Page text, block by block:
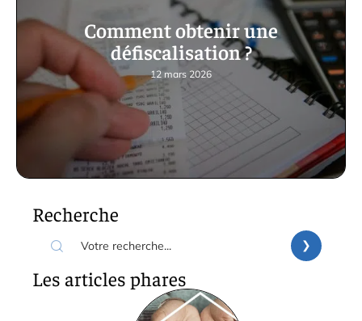
Comment obtenir une
défiscalisation ?
12 mars 2026
Recherche
Les articles phares